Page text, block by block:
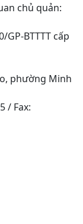
chủ quản:
BTTTT cấp
phường Minh
/ Fax: